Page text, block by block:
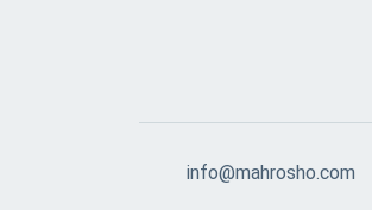
info@mahrosho.com